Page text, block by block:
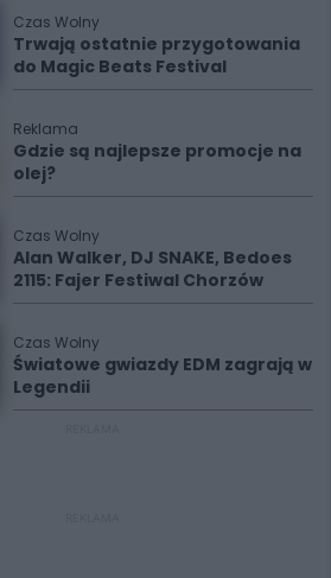
Czas Wolny
Trwają ostatnie przygotowania
do Magic Beats Festival
Reklama
Gdzie są najlepsze promocje na
olej?
Czas Wolny
Alan Walker, DJ SNAKE, Bedoes
2115: Fajer Festiwal Chorzów
Czas Wolny
Światowe gwiazdy EDM zagrają w
Legendii